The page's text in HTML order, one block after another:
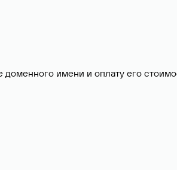
имени и оплату его